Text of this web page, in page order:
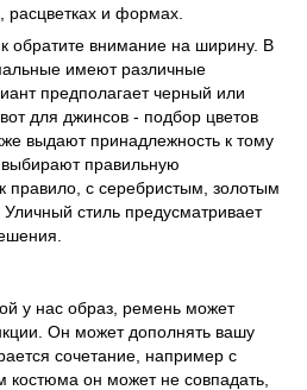
расцветках и формах.
обратите внимание на ширину. В
имеют различные
предполагает черный или
для джинсов - подбор цветов
выдают принадлежность к тому
правильную
правило, с серебристым, золотым
стиль предусматривает
у нас образ, ремень может
Он может дополнять вашу
сочетание, например с
он может не совпадать,